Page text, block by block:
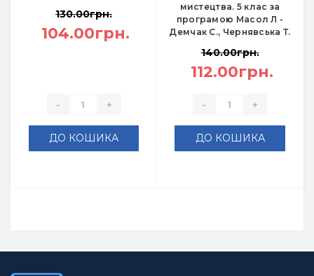
130.00грн.
104.00грн.
- +
ДО КОШИКА
мистецтва. 5 клас за
програмою Масол Л -
Демчак С., Чернявська Т.
140.00грн.
112.00грн.
- +
ДО КОШИКА